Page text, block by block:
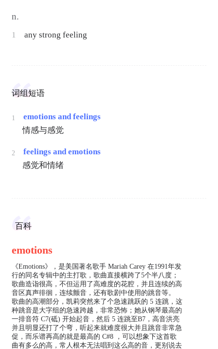
n.
1 any strong feeling
词组短语
1
emotions and feelings
情感与感觉
2
feelings and emotions
感觉和情绪
百科
emotions
《Emotions》，是美国著名歌手 Mariah Carey 在1991年发
行的同名专辑中的主打歌，歌曲直接横跨了5个半八度；
歌曲造诣很高，不但运用了高难度的花腔，并且连续的高
音区真声徘徊，连续颤音，还有歌剧中使用的跳音等。
歌曲的高潮部分，凯莉突然来了个急速跳跃的 5 连跳，这
种跳音是大字组的急速跨越，非常恐怖；她从钢琴最高的
一排音符 C7(砥) 开始起音，然后 5 连跳至B7，高音洪亮
并且明显还打了个弯，听起来就难度很大并且跳音非常急
促，而乐谱再高的就是最高的 C#8 ，可以想象下这首歌
曲有多么的高，常人根本无法唱到这么高的音，更别说去